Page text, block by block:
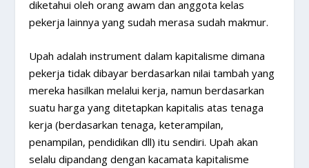
diketahui oleh orang awam dan anggota kelas
pekerja lainnya yang sudah merasa sudah makmur.
Upah adalah instrument dalam kapitalisme dimana
pekerja tidak dibayar berdasarkan nilai tambah yang
mereka hasilkan melalui kerja, namun berdasarkan
suatu harga yang ditetapkan kapitalis atas tenaga
kerja (berdasarkan tenaga, keterampilan,
penampilan, pendidikan dll) itu sendiri. Upah akan
selalu dipandang dengan kacamata kapitalisme